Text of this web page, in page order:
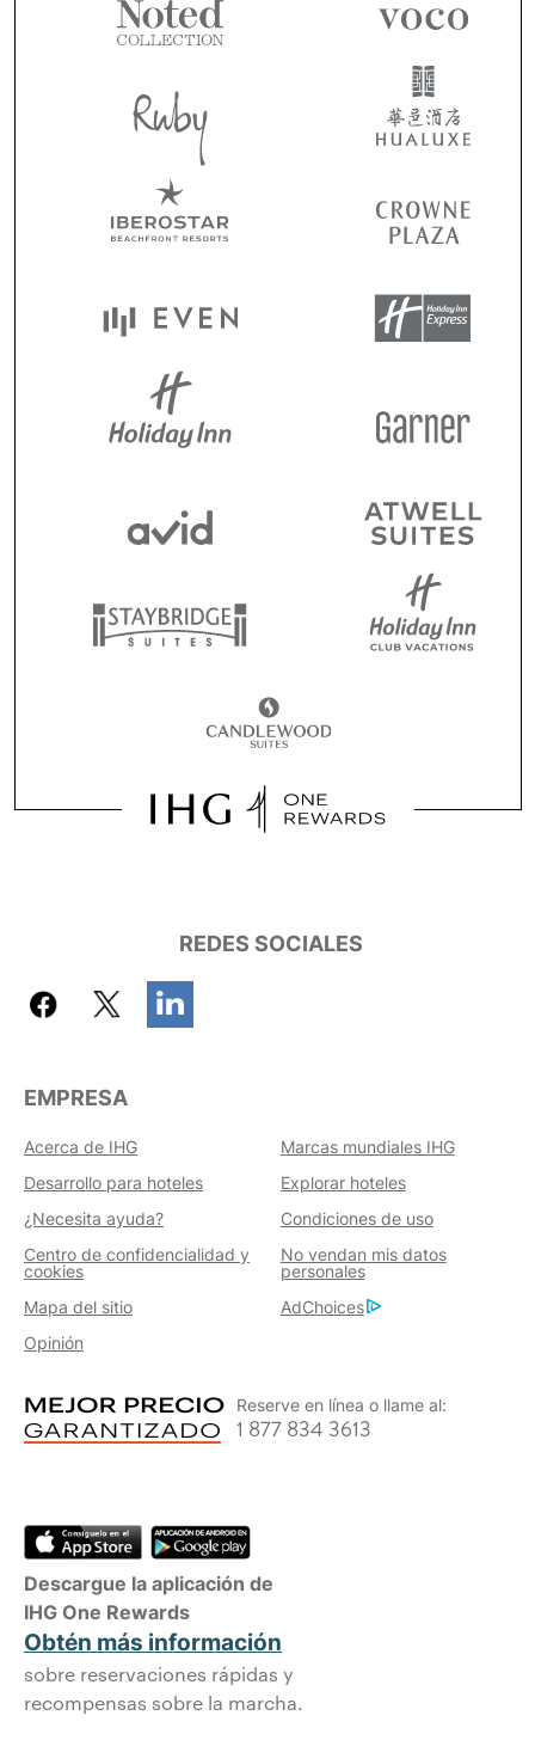
REDES SOCIALES
EMPRESA
Acerca de IHG
Marcas mundiales IHG
Desarrollo para hoteles
Explorar hoteles
¿Necesita ayuda?
Condiciones de uso
Centro de confidencialidad y
cookies
No vendan mis datos
personales
Mapa del sitio
AdChoices
Opinión
Reserve en línea o llame al:
1 877 834 3613
Descargue la aplicación de
IHG One Rewards
Obtén más información
sobre reservaciones rápidas y
recompensas sobre la marcha.